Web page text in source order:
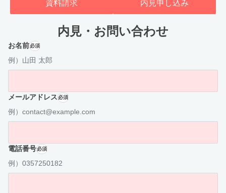
資料請求 内見申し込み
内見・お問い合わせ
お名前必須
例）山田 太郎
メールアドレス必須
例）contact@example.com
電話番号必須
例）0357250182